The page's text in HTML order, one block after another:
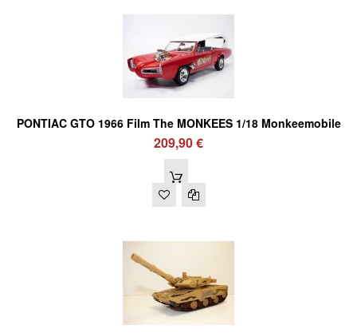
PONTIAC GTO 1966 Film The MONKEES 1/18 Monkeemobile
209,90 €